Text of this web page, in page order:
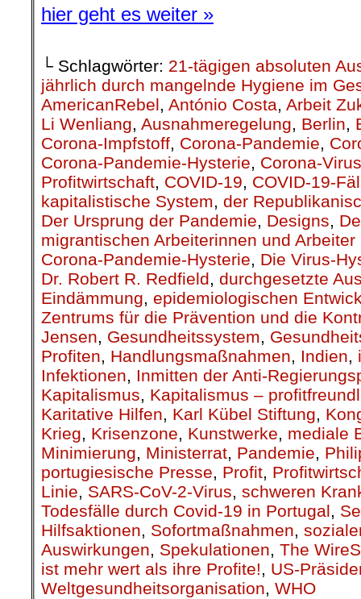
hier geht es weiter »
└ Schlagwörter: 21-tägigen absoluten
jährlich durch mangelnde Hygiene im
AmericanRebel, António Costa, Arbeit
Li Wenliang, Ausnahmeregelung, Berlin,
Corona-Impfstoff, Corona-Pandemie,
Corona-Pandemie-Hysterie, Corona-Virus
Profitwirtschaft, COVID-19, COVID-19-
kapitalistische System, der
Der Ursprung der Pandemie, Designs,
migrantischen Arbeiterinnen und
Corona-Pandemie-Hysterie, Die Virus-
Dr. Robert R. Redfield, durchgesetzte
Eindämmung, epidemiologischen
Zentrums für die Prävention und die
Jensen, Gesundheitssystem,
Profiten, Handlungsmaßnahmen, Indien,
Infektionen, Inmitten der Anti-
Kapitalismus, Kapitalismus –
Karitative Hilfen, Karl Kübel Stiftung,
Krieg, Krisenzone, Kunstwerke, mediale
Minimierung, Ministerrat, Pandemie,
portugiesische Presse, Profit,
Linie, SARS-CoV-2-Virus, schweren
Todesfälle durch Covid-19 in Portugal,
Hilfsaktionen, Sofortmaßnahmen,
Auswirkungen, Spekulationen, The
ist mehr wert als ihre Profite!, US-
Weltgesundheitsorganisation, WHO